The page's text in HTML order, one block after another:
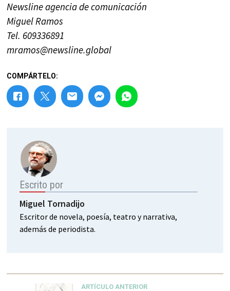
Newsline agencia de comunicación
Miguel Ramos
Tel. 609336891
mramos@newsline.global
COMPÁRTELO:
Escrito por
Miguel Tornadijo
Escritor de novela, poesía, teatro y narrativa,
además de periodista.
ARTÍCULO ANTERIOR